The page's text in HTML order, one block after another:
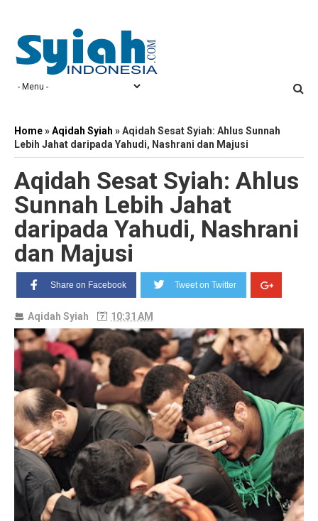
Home»Aqidah Syiah »Aqidah Sesat Syiah: Ahlus Sunnah
Lebih Jahat daripada Yahudi, Nashrani dan Majusi
Aqidah Sesat Syiah: Ahlus
Sunnah Lebih Jahat
daripada Yahudi, Nashrani
dan Majusi
Share on Facebook Tweet on Twitter
Aqidah Syiah 10:31 AM